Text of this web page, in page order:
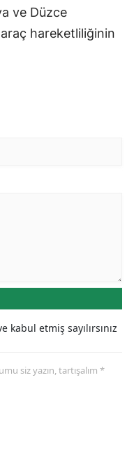
ve Düzce
hareketliliğinin
kabul etmiş sayılırsınız
siz yazın, tartışalım *